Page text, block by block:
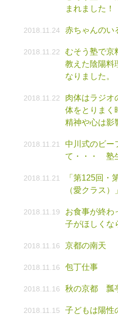
まれました！
2018.11.24 赤ちゃんのい
2018.11.22
むそう塾で京
教えた陰陽料
なりました。
2018.11.22
肉体はラジオ
体をとりまく
精神や心は影
2018.11.21
中川式のビー
て・・・ 塾
2018.11.21
「第125回・
（愛クラス
2018.11.19
お食事が終わ
子がほしくな
2018.11.16 京都の南天
2018.11.16 包丁仕事
2018.11.16 秋の京都 瓢
2018.11.15
子どもは陽性